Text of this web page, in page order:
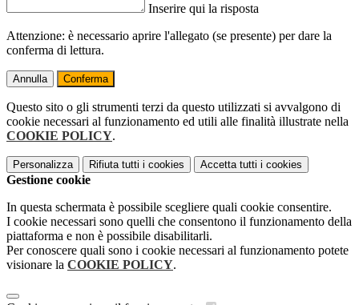
Inserire qui la risposta
Attenzione: è necessario aprire l'allegato (se presente) per dare la
conferma di lettura.
Annulla Conferma
Questo sito o gli strumenti terzi da questo utilizzati si avvalgono di
cookie necessari al funzionamento ed utili alle finalità illustrate nella
COOKIE POLICY.
Personalizza Rifiuta tutti i cookies Accetta tutti i cookies
Gestione cookie
In questa schermata è possibile scegliere quali cookie consentire.
I cookie necessari sono quelli che consentono il funzionamento della
piattaforma e non è possibile disabilitarli.
Per conoscere quali sono i cookie necessari al funzionamento potete
visionare la COOKIE POLICY.